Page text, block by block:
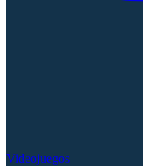
Videojuegos